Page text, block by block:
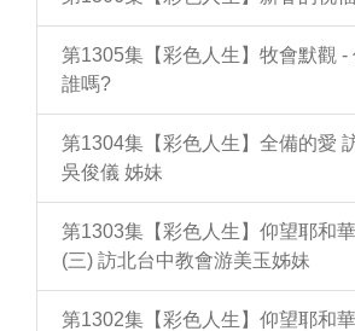
第1305集【彩色人生】牧會默觀 -
誰嗎?
第1304集【彩色人生】全備的愛
吳俊儀 姊妹
第1303集【彩色人生】仰望耶和
(三) 訪北台中教會游美玉姊妹
第1302集【彩色人生】仰望耶和